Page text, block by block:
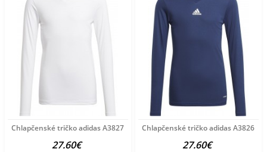
Chlapčenské tričko adidas A3827
27.60€
Chlapčenské tričko adidas A3826
27.60€